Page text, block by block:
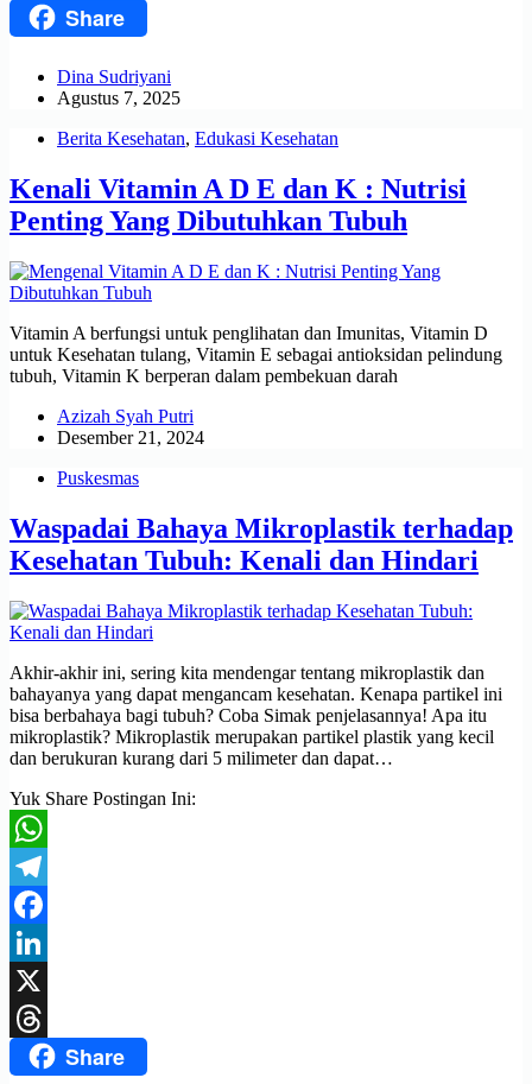
ThreadsShare
Dina Sudriyani
Agustus 7, 2025
Berita Kesehatan, Edukasi Kesehatan
Kenali Vitamin A D E dan K : Nutrisi
Penting Yang Dibutuhkan Tubuh
Vitamin A berfungsi untuk penglihatan dan Imunitas, Vitamin D
untuk Kesehatan tulang, Vitamin E sebagai antioksidan pelindung
tubuh, Vitamin K berperan dalam pembekuan darah
Azizah Syah Putri
Desember 21, 2024
Puskesmas
Waspadai Bahaya Mikroplastik terhadap
Kesehatan Tubuh: Kenali dan Hindari
Akhir-akhir ini, sering kita mendengar tentang mikroplastik dan
bahayanya yang dapat mengancam kesehatan. Kenapa partikel ini
bisa berbahaya bagi tubuh? Coba Simak penjelasannya! Apa itu
mikroplastik? Mikroplastik merupakan partikel plastik yang kecil
dan berukuran kurang dari 5 milimeter dan dapat…
Yuk Share Postingan Ini:
WhatsApp
Telegram
Facebook
LinkedIn
X
ThreadsShare